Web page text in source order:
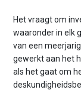
Het vraagt om
waaronder in elk
van een
gewerkt aan het
als het gaat om